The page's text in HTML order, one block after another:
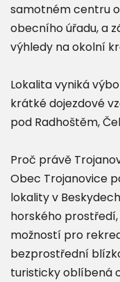
samotném centru
obecního úřadu, a
výhledy na okolní
Lokalita vyniká
krátké dojezdové
pod Radhoštěm,
Proč právě
Obec Trojanovice
lokality v
horského
možností pro
bezprostřední
turisticky oblíbená